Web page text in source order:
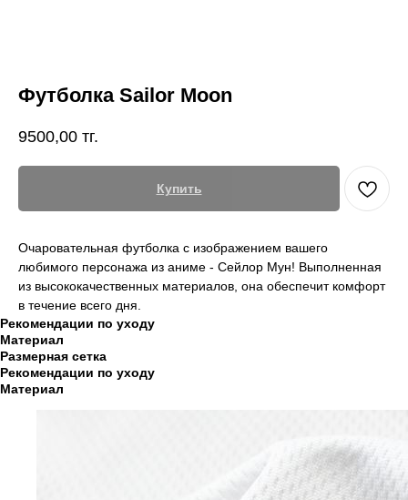
Футболка Sailor Moon
9500,00 тг.
Купить
Очаровательная футболка с изображением вашего
любимого персонажа из аниме - Сейлор Мун! Выполненная
из высококачественных материалов, она обеспечит комфорт
в течение всего дня.
Рекомендации по уходу
Материал
Размерная сетка
Рекомендации по уходу
Материал